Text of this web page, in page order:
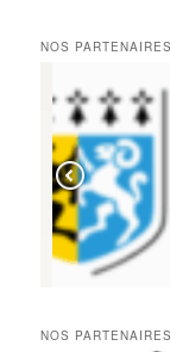
NOS PARTENAIRES
NOS PARTENAIRES